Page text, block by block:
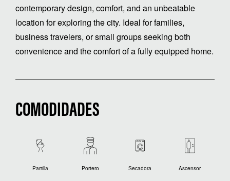
contemporary design, comfort, and an unbeatable
location for exploring the city. Ideal for families,
business travelers, or small groups seeking both
convenience and the comfort of a fully equipped home.
COMODIDADES
Parrilla Portero Secadora Ascensor